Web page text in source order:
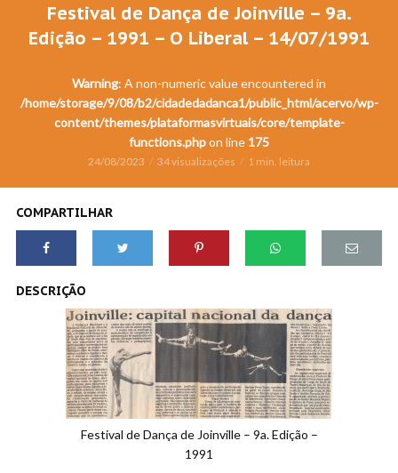
Festival de Dança de Joinville – 9a.
Edição – 1991 – O Liberal – 14/07/1991
Warning: A non-numeric value encountered in
/home/storage/9/08/b2/cidadedadanca1/public_html/acervo/wp-
content/themes/plataformasvirtuais/core/template-
functions.phpon line 175
24/08/2023 34 visualizações 1 min. leitura
COMPARTILHAR
DESCRIÇÃO
Festival de Dança de Joinville – 9a. Edição –
1991